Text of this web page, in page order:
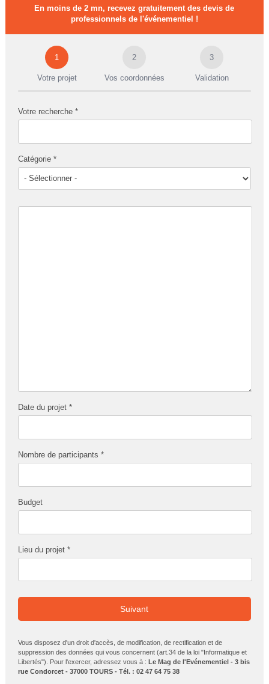
En moins de 2 mn, recevez gratuitement des devis de
professionnels de l'événementiel !
1
Votre projet
2
Vos coordonnées
3
Validation
Votre recherche *
Catégorie *
Date du projet *
Nombre de participants *
Budget
Lieu du projet *
Suivant
Vous disposez d'un droit d'accès, de modification, de rectification et de
suppression des données qui vous concernent (art.34 de la loi "Informatique et
Libertés"). Pour l'exercer, adressez vous à :Le Mag de l'Evénementiel - 3 bis
rue Condorcet - 37000 TOURS - Tél. : 02 47 64 75 38